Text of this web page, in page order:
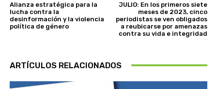
Alianza estratégica para la
lucha contra la
desinformación y la violencia
política de género
JULIO: En los primeros siete
meses de 2023, cinco
periodistas se ven obligados
a reubicarse por amenazas
contra su vida e integridad
ARTÍCULOS RELACIONADOS